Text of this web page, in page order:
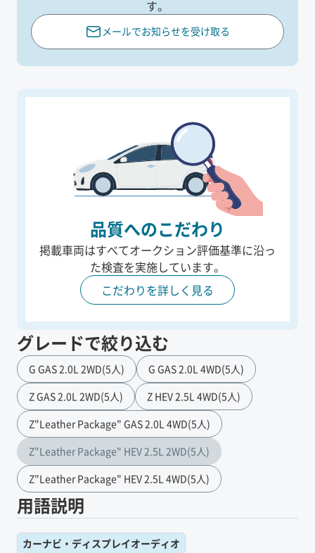
す。
メールでお知らせを受け取る
品質へのこだわり
掲載車両はすべてオークション評価基準に沿っ
た検査を実施しています。
こだわりを詳しく見る
グレードで絞り込む
G GAS 2.0L 2WD(5人)
G GAS 2.0L 4WD(5人)
Z GAS 2.0L 2WD(5人)
Z HEV 2.5L 4WD(5人)
Z"Leather Package" GAS 2.0L 4WD(5人)
Z"Leather Package" HEV 2.5L 2WD(5人)
Z"Leather Package" HEV 2.5L 4WD(5人)
用語説明
カーナビ・ディスプレイオーディオ